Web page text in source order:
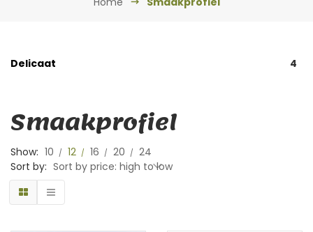
Delicaat 4
Smaakprofiel
Show: 10 12 16 20
24
Sort by: Sort by price: high to low